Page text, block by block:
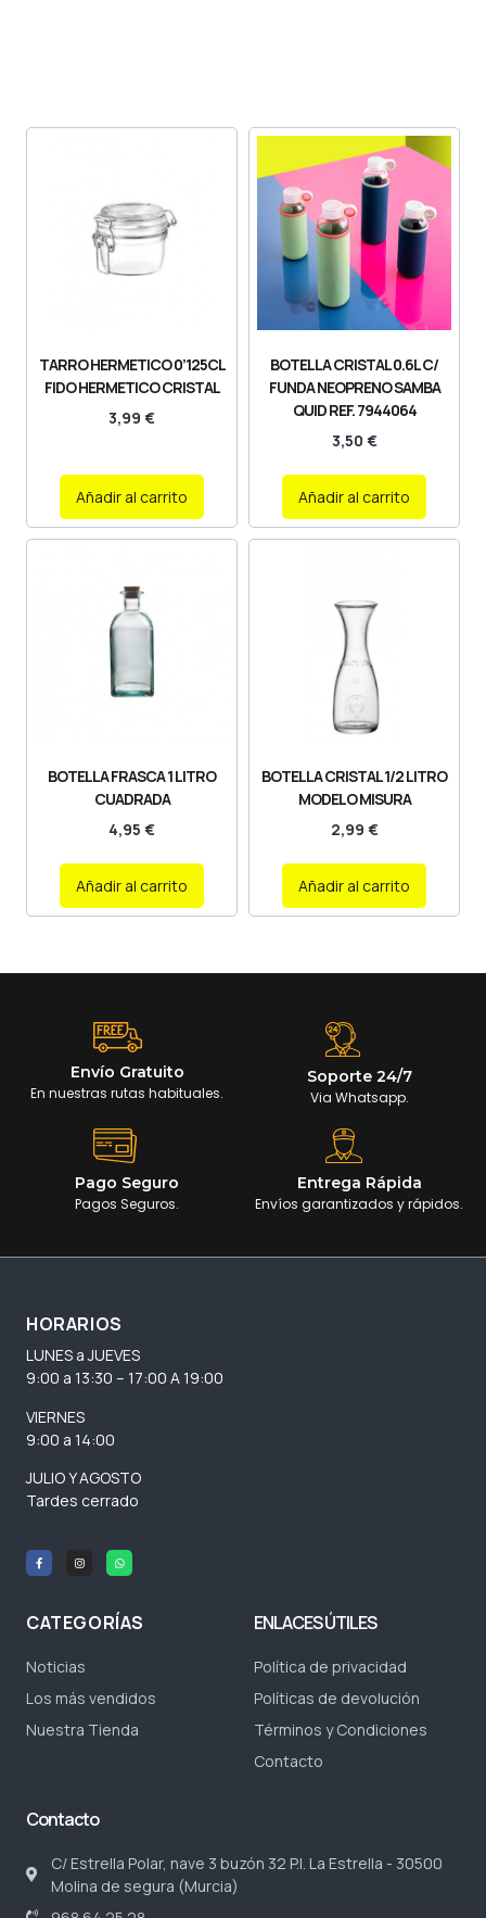
TARRO HERMETICO 0’125CL
FIDO HERMETICO CRISTAL
3,99 €
Añadir al carrito
BOTELLA CRISTAL 0.6L C/
FUNDA NEOPRENO SAMBA
QUID REF. 7944064
3,50 €
Añadir al carrito
BOTELLA FRASCA 1 LITRO
CUADRADA
4,95 €
Añadir al carrito
BOTELLA CRISTAL 1/2 LITRO
MODELO MISURA
2,99 €
Añadir al carrito
Envío Gratuito
En nuestras rutas habituales.
Soporte 24/7
Via Whatsapp.
Pago Seguro
Pagos Seguros.
Entrega Rápida
Envíos garantizados y rápidos.
HORARIOS
LUNES a JUEVES
9:00 a 13:30 – 17:00 A 19:00
VIERNES
9:00 a 14:00
JULIO Y AGOSTO
Tardes cerrado
CATEGORÍAS
Noticias
Los más vendidos
Nuestra Tienda
ENLACES ÚTILES
Política de privacidad
Políticas de devolución
Términos y Condiciones
Contacto
Contacto
C/ Estrella Polar, nave 3 buzón 32 P.I. La Estrella - 30500
Molina de segura (Murcia)